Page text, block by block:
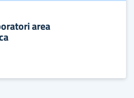
area